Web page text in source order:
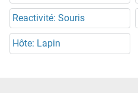
Reactivité: Souris
Hôte: Lapin